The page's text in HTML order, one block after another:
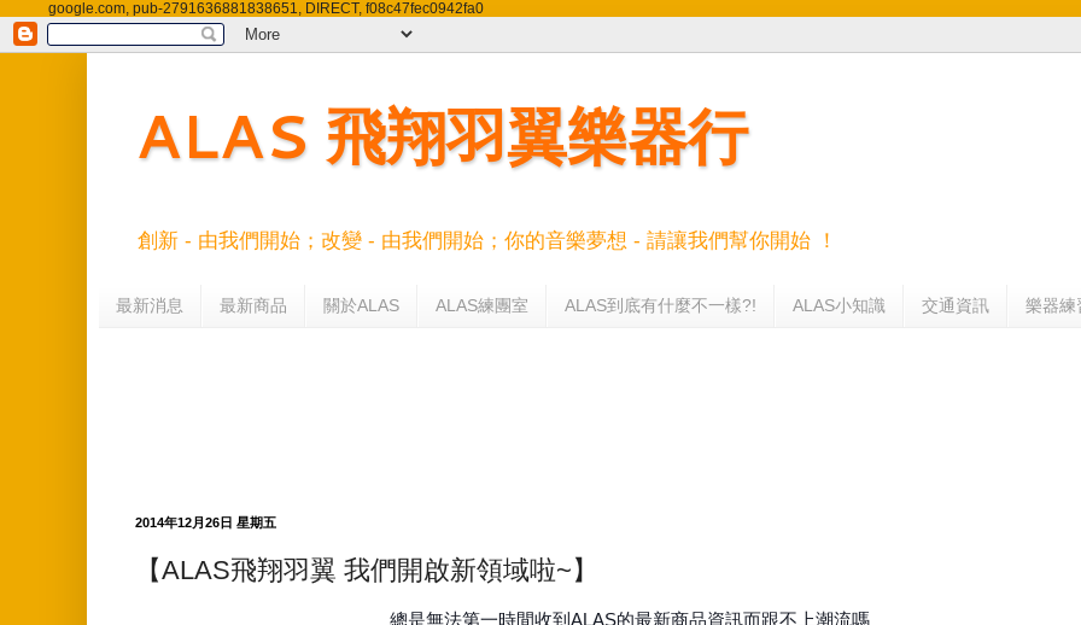
google.com, pub-2791636881838651, DIRECT, f08c47fec0942fa0
ALAS 飛翔羽翼樂器行
創新 - 由我們開始；改變 - 由我們開始；你的音樂夢想 - 請讓我們幫你開始 ！
最新消息 最新商品 關於ALAS ALAS練團室 ALAS到底有什麼不一樣?! ALAS小知識 交通資訊 樂器練
2014年12月26日 星期五
【ALAS飛翔羽翼 我們開啟新領域啦~】
總是無法第一時間收到ALAS的最新商品資訊而跟不上潮流嗎